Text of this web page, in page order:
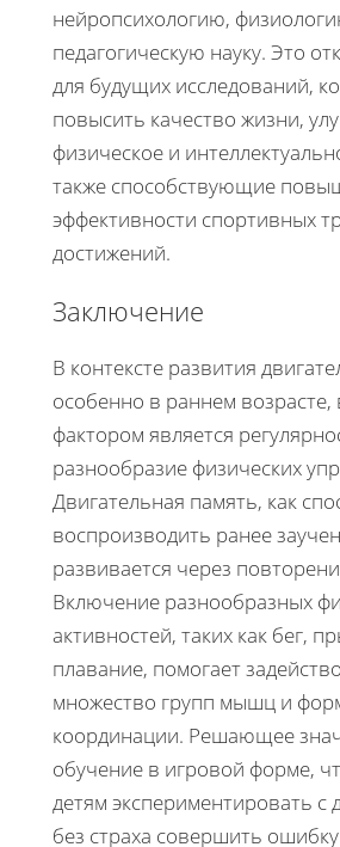
нейропсихологию,
педагогическую науку. Это
для будущих исследований,
повысить качество жизни,
физическое и
также способствующие
эффективности спортивных
достижений.
Заключение
В контексте развития
особенно в раннем
фактором является
разнообразие физических
Двигательная память, как
воспроизводить ранее
развивается через
Включение разнообразных
активностей, таких как бег,
плавание, помогает
множество групп мышц и
координации. Решающее
обучение в игровой форме,
детям экспериментировать с
без страха совершить